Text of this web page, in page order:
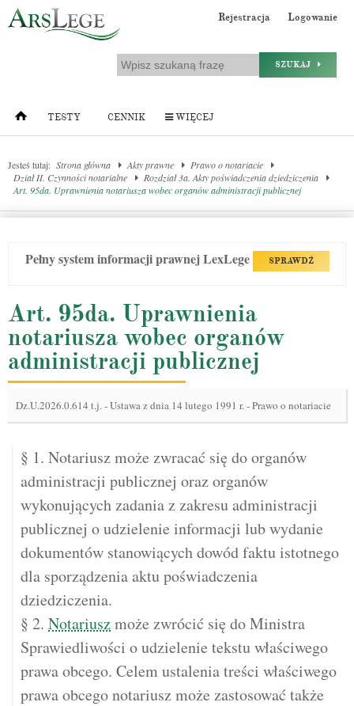
Rejestracja Logowanie
SZUKAJ
TESTY CENNIK WIĘCEJ
Jesteś tutaj: Strona główna Akty prawne
Prawo o notariacie
Dział II. Czynności notarialne
Rozdział 3a. Akty poświadczenia dziedziczenia
Art. 95da. Uprawnienia notariusza wobec organów administracji publicznej
Pełny system informacji prawnej LexLege SPRAWDŹ
Art. 95da. Uprawnienia
notariusza wobec organów
administracji publicznej
Dz.U.2026.0.614 t.j.-Ustawa z dnia 14 lutego 1991 r. - Prawo o notariacie
§ 1. Notariusz może zwracać się do organów
administracji publicznej oraz organów
wykonujących zadania z zakresu administracji
publicznej o udzielenie informacji lub wydanie
dokumentów stanowiących dowód faktu istotnego
dla sporządzenia aktu poświadczenia
dziedziczenia.
§ 2. Notariuszmoże zwrócić się do Ministra
Sprawiedliwości o udzielenie tekstu właściwego
prawa obcego. Celem ustalenia treści właściwego
prawa obcego notariusz może zastosować także